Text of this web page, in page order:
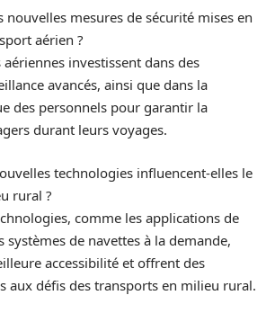
nouvelles mesures de sécurité mises en
aérien ?
investissent dans des
avancés, ainsi que dans la
des personnels pour garantir la
durant leurs voyages.
technologies influencent-elles le
rural ?
comme les applications de
systèmes de navettes à la demande,
accessibilité et offrent des
aux défis des transports en milieu rural.